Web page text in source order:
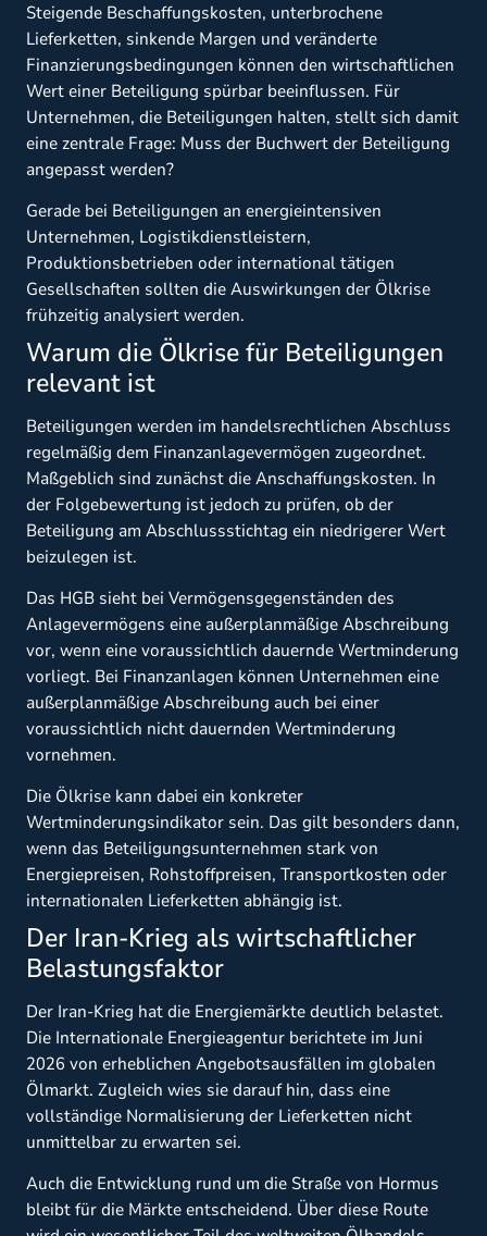
Steigende Beschaffungskosten, unterbrochene
Lieferketten, sinkende Margen und veränderte
Finanzierungsbedingungen können den wirtschaftlichen
Wert einer Beteiligung spürbar beeinflussen. Für
Unternehmen, die Beteiligungen halten, stellt sich damit
eine zentrale Frage: Muss der Buchwert der Beteiligung
angepasst werden?
Gerade bei Beteiligungen an energieintensiven
Unternehmen, Logistikdienstleistern,
Produktionsbetrieben oder international tätigen
Gesellschaften sollten die Auswirkungen der Ölkrise
frühzeitig analysiert werden.
Warum die Ölkrise für Beteiligungen
relevant ist
Beteiligungen werden im handelsrechtlichen Abschluss
regelmäßig dem Finanzanlagevermögen zugeordnet.
Maßgeblich sind zunächst die Anschaffungskosten. In
der Folgebewertung ist jedoch zu prüfen, ob der
Beteiligung am Abschlussstichtag ein niedrigerer Wert
beizulegen ist.
Das HGB sieht bei Vermögensgegenständen des
Anlagevermögens eine außerplanmäßige Abschreibung
vor, wenn eine voraussichtlich dauernde Wertminderung
vorliegt. Bei Finanzanlagen können Unternehmen eine
außerplanmäßige Abschreibung auch bei einer
voraussichtlich nicht dauernden Wertminderung
vornehmen.
Die Ölkrise kann dabei ein konkreter
Wertminderungsindikator sein. Das gilt besonders dann,
wenn das Beteiligungsunternehmen stark von
Energiepreisen, Rohstoffpreisen, Transportkosten oder
internationalen Lieferketten abhängig ist.
Der Iran-Krieg als wirtschaftlicher
Belastungsfaktor
Der Iran-Krieg hat die Energiemärkte deutlich belastet.
Die Internationale Energieagentur berichtete im Juni
2026 von erheblichen Angebotsausfällen im globalen
Ölmarkt. Zugleich wies sie darauf hin, dass eine
vollständige Normalisierung der Lieferketten nicht
unmittelbar zu erwarten sei.
Auch die Entwicklung rund um die Straße von Hormus
bleibt für die Märkte entscheidend. Über diese Route